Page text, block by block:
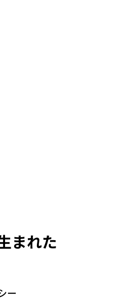
まれた
ー